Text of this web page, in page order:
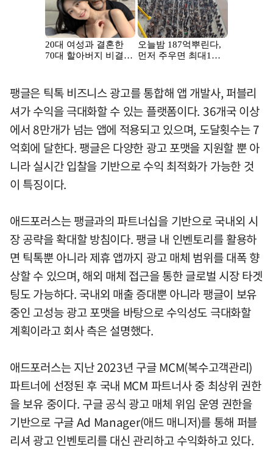
팽글은 틱톡 비즈니스 광고를 통합해 앱 개발사, 퍼블리
셔가 수익을 극대화할 수 있는 플랫폼이다. 36개국 이상
에서 8만개가 넘는 앱에 적용되고 있으며, 도달횟수는 7
억회에 달한다. 팽글은 다양한 광고 포맷을 지원할 뿐 아
니라 실시간 입찰을 기반으로 수익 최적화가 가능한 것
이 특징이다.
애드포러스는 팽글과의 파트너십을 기반으로 국내외 시
장 공략을 확대할 방침이다. 팽글 내 인벤토리를 활용하
면 틱톡뿐 아니라 제휴 앱까지 광고 매체 범위를 대폭 향
상할 수 있으며, 해외 매체 접근을 통한 글로벌 시장 타겟
팅도 가능하다. 국내외 매출 증대뿐 아니라 팽글이 보유
중인 고성능 광고 포맷을 바탕으로 수익성도 극대화할
계획이라고 회사 측은 설명했다.
애드포러스는 지난 2023년 구글 MCM(복수고객관리)
파트너에 선정된 후 국내 MCM 파트너사 중 최상위 권한
을 보유 중이다. 구글 공식 광고 매체 위임 운영 권한을
기반으로 구글 Ad Manager(애드 매니저)를 통해 퍼블
리셔 광고 인벤토리를 대신 관리하고 수익화하고 있다.